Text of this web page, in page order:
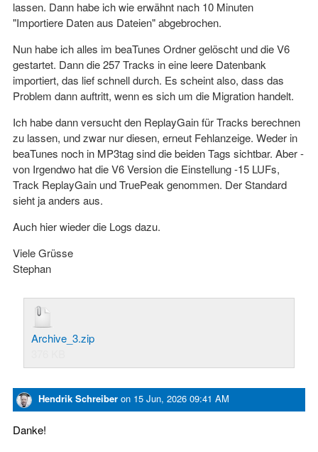
lassen. Dann habe ich wie erwähnt nach 10 Minuten
"Importiere Daten aus Dateien" abgebrochen.
Nun habe ich alles im beaTunes Ordner gelöscht und die V6
gestartet. Dann die 257 Tracks in eine leere Datenbank
importiert, das lief schnell durch. Es scheint also, dass das
Problem dann auftritt, wenn es sich um die Migration handelt.
Ich habe dann versucht den ReplayGain für Tracks berechnen
zu lassen, und zwar nur diesen, erneut Fehlanzeige. Weder in
beaTunes noch in MP3tag sind die beiden Tags sichtbar. Aber -
von Irgendwo hat die V6 Version die Einstellung -15 LUFs,
Track ReplayGain und TruePeak genommen. Der Standard
sieht ja anders aus.
Auch hier wieder die Logs dazu.
Viele Grüsse
Stephan
Archive_3.zip
Hendrik Schreiber on 15 Jun, 2026 09:41 AM
Danke!